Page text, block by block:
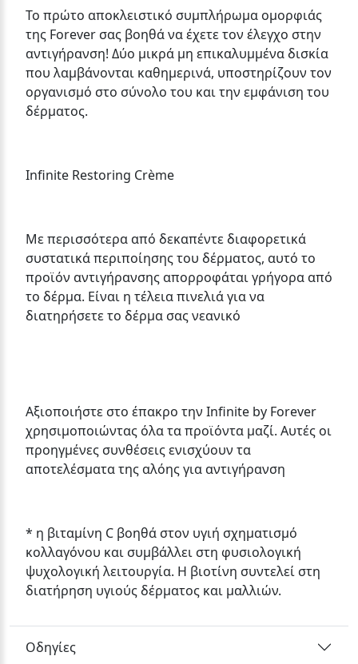
Το πρώτο αποκλειστικό συμπλήρωμα ομορφιάς
της Forever σας βοηθά να έχετε τον έλεγχο στην
αντιγήρανση! Δύο μικρά μη επικαλυμμένα δισκία
που λαμβάνονται καθημερινά, υποστηρίζουν τον
οργανισμό στο σύνολο του και την εμφάνιση του
δέρματος.
Infinite Restoring Crème
Με περισσότερα από δεκαπέντε διαφορετικά
συστατικά περιποίησης του δέρματος, αυτό το
προϊόν αντιγήρανσης απορροφάται γρήγορα από
το δέρμα. Είναι η τέλεια πινελιά για να
διατηρήσετε το δέρμα σας νεανικό
Αξιοποιήστε στο έπακρο την Infinite by Forever
χρησιμοποιώντας όλα τα προϊόντα μαζί. Αυτές οι
προηγμένες συνθέσεις ενισχύουν τα
αποτελέσματα της αλόης για αντιγήρανση
* η βιταμίνη C βοηθά στον υγιή σχηματισμό
κολλαγόνου και συμβάλλει στη φυσιολογική
ψυχολογική λειτουργία. Η βιοτίνη συντελεί στη
διατήρηση υγιούς δέρματος και μαλλιών.
Οδηγίες